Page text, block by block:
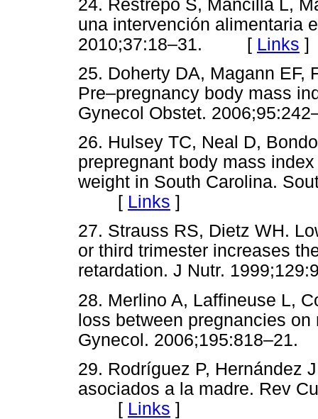
24. Restrepo S, Mancilla L,
una intervención alimentaria
2010;37:18–31. [ Links ]
25. Doherty DA, Magann EF,
Pre–pregnancy body mass
Gynecol Obstet.
26. Hulsey TC, Neal D,
prepregnant body mass
weight in South Carolina.
[ Links ]
27. Strauss RS, Dietz WH.
or third trimester increases
retardation. J Nutr.
28. Merlino A, Laffineuse L,
loss between pregnancies
Gynecol.
29. Rodríguez P, Hernández
asociados a la madre. Rev
[ Links ]